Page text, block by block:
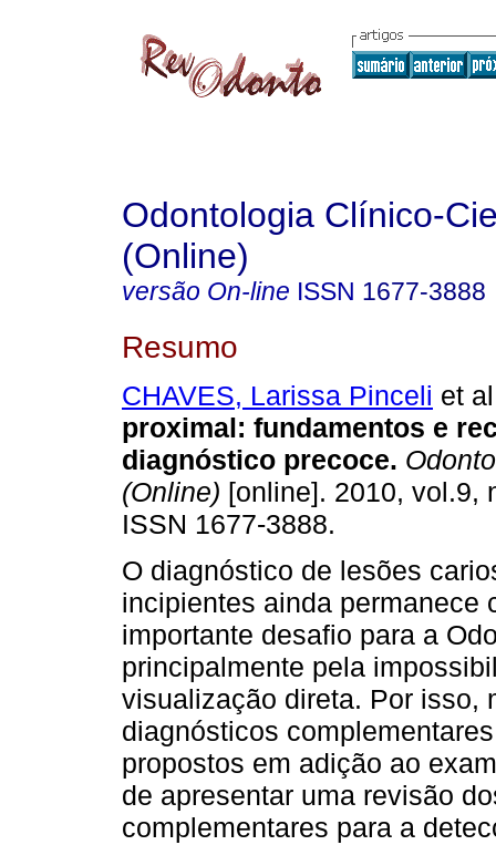
Odontologia Clínico-
(Online)
versão On-line ISSN 1677-3888
Resumo
CHAVES, Larissa Pinceli et
proximal: fundamentos e
diagnóstico precoce.
(Online) [online]. 2010, vol.9,
ISSN 1677-3888.
O diagnóstico de lesões
incipientes ainda permanece
importante desafio para a
principalmente pela
visualização direta. Por isso,
diagnósticos
propostos em adição ao
de apresentar uma revisão
complementares para a